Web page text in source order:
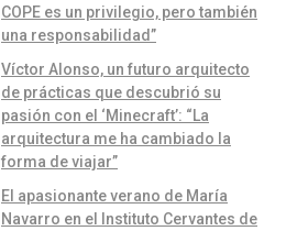
COPE es un privilegio, pero también
una responsabilidad”
Víctor Alonso, un futuro arquitecto
de prácticas que descubrió su
pasión con el ‘Minecraft’: “La
arquitectura me ha cambiado la
forma de viajar”
El apasionante verano de María
Navarro en el Instituto Cervantes de